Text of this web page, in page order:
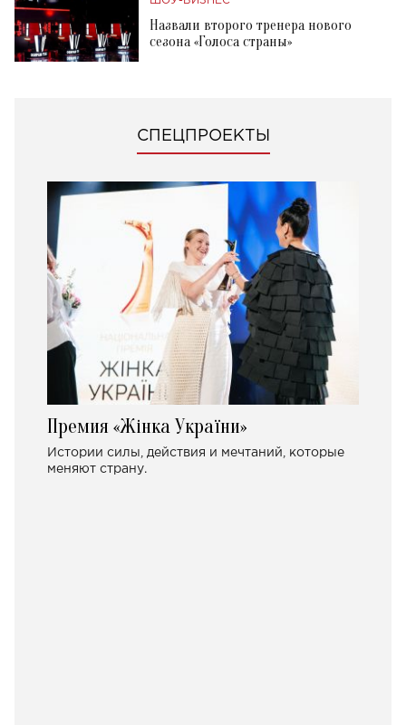
Назвали второго тренера нового
сезона «Голоса страны»
СПЕЦПРОЕКТЫ
Премия «Жінка України»
Истории силы, действия и мечтаний, которые
меняют страну.